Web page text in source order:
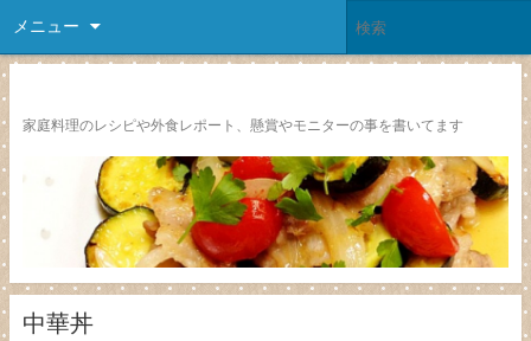
メニュー
家庭料理のレシピや外食レポート、懸賞やモニターの事を書いてます
中華丼